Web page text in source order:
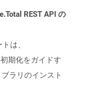
REST API の
は、
期化をガイドす
ラリのインスト